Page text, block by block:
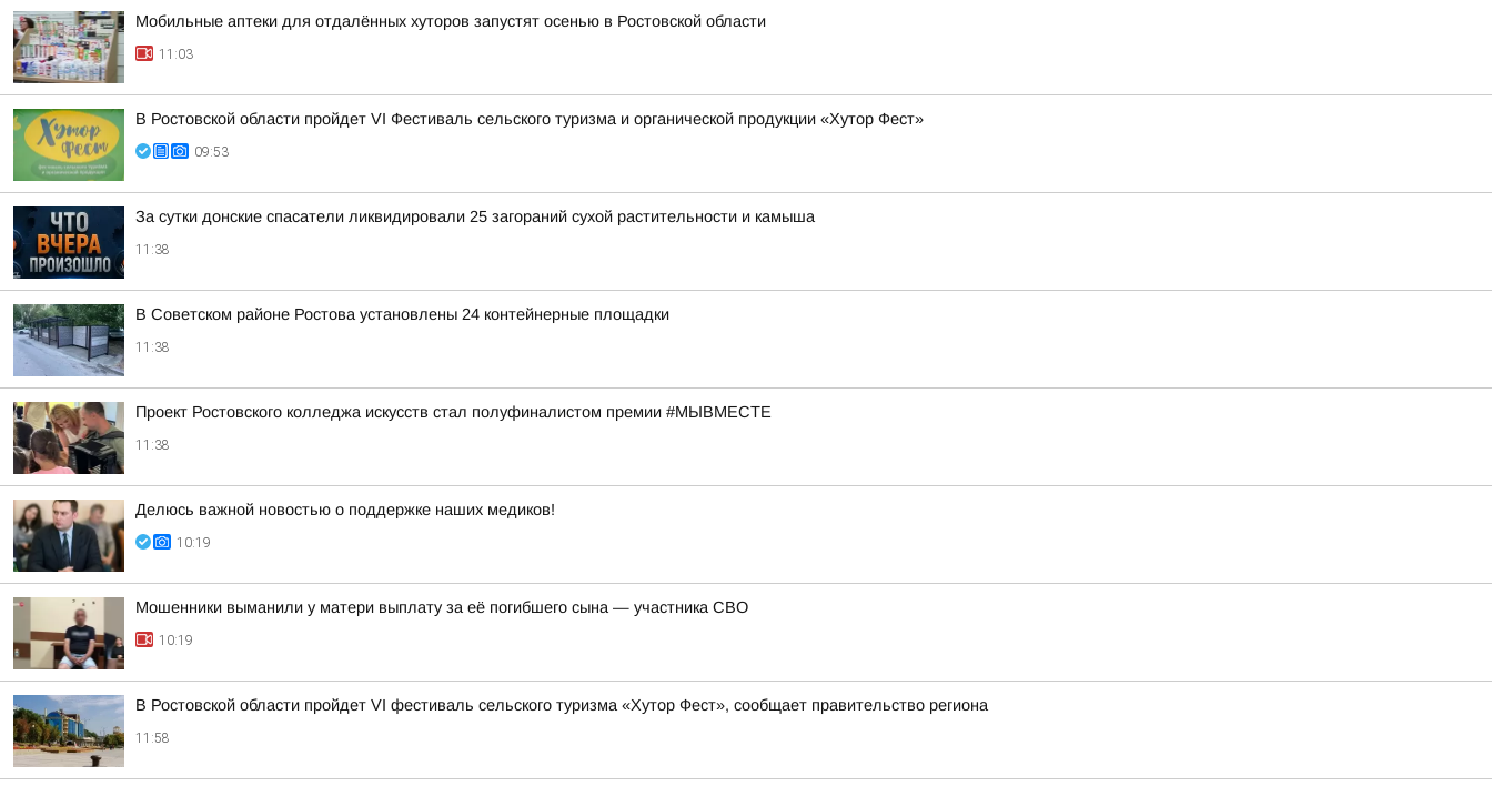
Мобильные аптеки для отдалённых хуторов запустят осенью в Ростовской области
11:03
В Ростовской области пройдет VI Фестиваль сельского туризма и органической продукции «Хутор Фест»
09:53
За сутки донские спасатели ликвидировали 25 загораний сухой растительности и камыша
11:38
В Советском районе Ростова установлены 24 контейнерные площадки
11:38
Проект Ростовского колледжа искусств стал полуфиналистом премии #МЫВМЕСТЕ
11:38
Делюсь важной новостью о поддержке наших медиков!
10:19
Мошенники выманили у матери выплату за её погибшего сына — участника СВО
10:19
В Ростовской области пройдет VI фестиваль сельского туризма «Хутор Фест», сообщает правительство региона
11:58